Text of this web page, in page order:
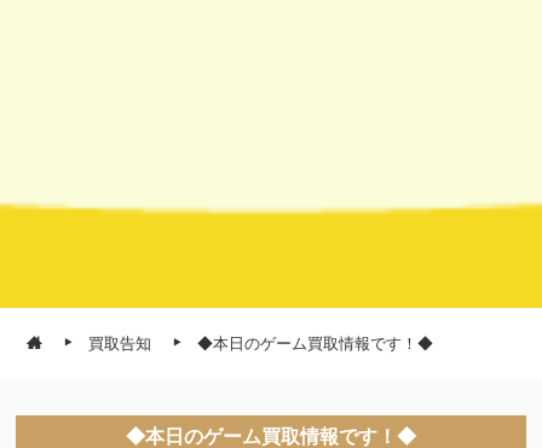
買取告知 ◆本日のゲーム買取情報です！◆
◆本日のゲーム買取情報です！◆